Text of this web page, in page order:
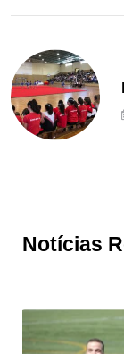
Notícias